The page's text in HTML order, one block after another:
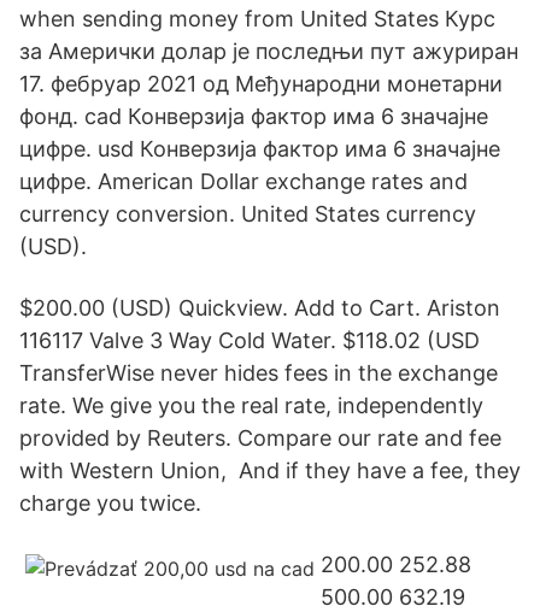
when sending money from United States Курс
за Амерички долар је последњи пут ажуриран
17. фебруар 2021 од Међународни монетарни
фонд. cad Конверзија фактор има 6 значајне
цифре. usd Конверзија фактор има 6 значајне
цифре. American Dollar exchange rates and
currency conversion. United States currency
(USD).
$200.00 (USD) Quickview. Add to Cart. Ariston
116117 Valve 3 Way Cold Water. $118.02 (USD
TransferWise never hides fees in the exchange
rate. We give you the real rate, independently
provided by Reuters. Compare our rate and fee
with Western Union, And if they have a fee, they
charge you twice.
200.00 252.88
500.00 632.19